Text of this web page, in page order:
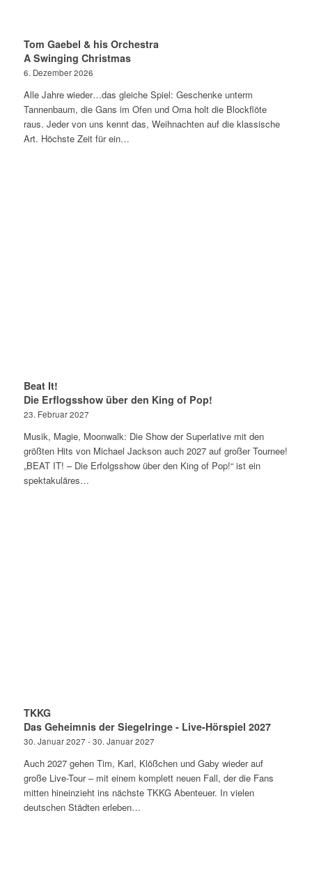
Tom Gaebel & his Orchestra
A Swinging Christmas
6. Dezember 2026
Alle Jahre wieder…das gleiche Spiel: Geschenke unterm
Tannenbaum, die Gans im Ofen und Oma holt die Blockflöte
raus. Jeder von uns kennt das, Weihnachten auf die klassische
Art. Höchste Zeit für ein…
Beat It!
Die Erflogsshow über den King of Pop!
23. Februar 2027
Musik, Magie, Moonwalk: Die Show der Superlative mit den
größten Hits von Michael Jackson auch 2027 auf großer Tournee!
„BEAT IT! – Die Erfolgsshow über den King of Pop!“ ist ein
spektakuläres…
TKKG
Das Geheimnis der Siegelringe - Live-Hörspiel 2027
30. Januar 2027 - 30. Januar 2027
Auch 2027 gehen Tim, Karl, Klößchen und Gaby wieder auf
große Live-Tour – mit einem komplett neuen Fall, der die Fans
mitten hineinzieht ins nächste TKKG Abenteuer. In vielen
deutschen Städten erleben…